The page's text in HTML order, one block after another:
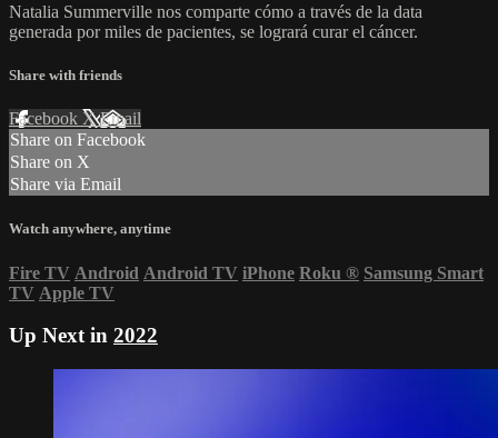
Natalia Summerville nos comparte cómo a través de la data
generada por miles de pacientes, se logrará curar el cáncer.
Share with friends
Facebook XEmail
Share on Facebook
Share on X
Share via Email
Watch anywhere, anytime
Fire TV Android Android TV iPhone Roku ® Samsung Smart
TV Apple TV
Up Next in 2022